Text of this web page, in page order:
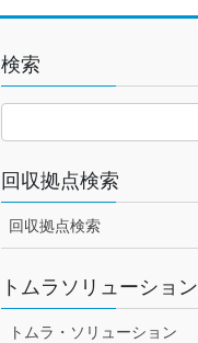
検索
回収拠点検索
回収拠点検索
トムラソリューション
トムラ・ソリューション